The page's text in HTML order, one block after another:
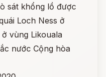
sát khổng lồ được
Loch Ness ở
vùng Likouala
nước Cộng hòa